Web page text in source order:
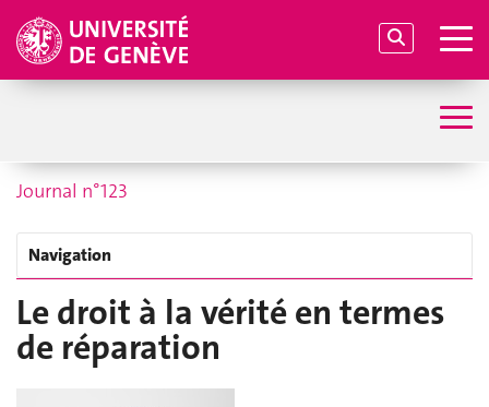
Journal n°123
Navigation
Le droit à la vérité en termes
de réparation